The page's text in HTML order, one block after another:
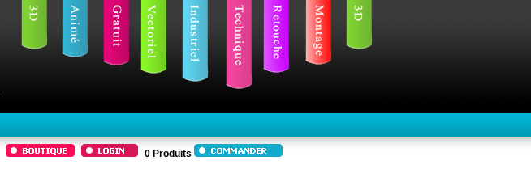
0 Produits